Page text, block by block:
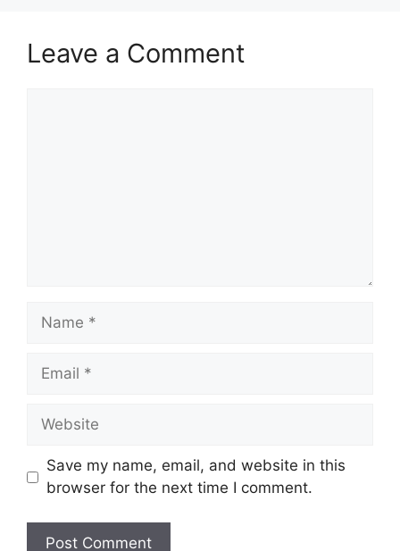
Leave a Comment
Name
Email
Website
Save my name, email, and website in this
browser for the next time I comment.